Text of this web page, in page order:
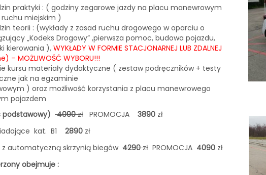
praktyki : ( godziny zegarowe jazdy na placu manewrowym
ruchu miejskim )
teorii : (wykłady z zasad ruchu drogowego w oparciu o
„Kodeks Drogowy” ,pierwsza pomoc, budowa pojazdu,
kierowania ), WYKŁADY W FORMIE STACJONARNEJ LUB ZDALNEJ
– MOŻLIWOŚĆ WYBORU!!!
kursu materiały dydaktyczne ( zestaw podręczników + testy
jak na egzaminie
) oraz możliwość korzystania z placu manewrowego
pojazdem
podstawowy) 4090zł PROMOCJA 3890 zł
kat. B1 2890 zł
automatyczną skrzynią biegów 4290zł PROMOCJA 4090 zł
obejmuje :